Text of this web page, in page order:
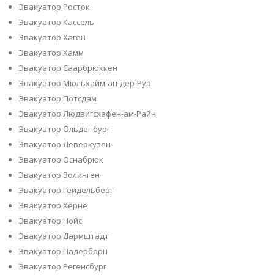
Эвакуатор Росток
Эвакуатор Кассель
Эвакуатор Хаген
Эвакуатор Хамм
Эвакуатор Саарбрюккен
Эвакуатор Мюльхайм-ан-дер-Рур
Эвакуатор Потсдам
Эвакуатор Людвигсхафен-ам-Райн
Эвакуатор Ольденбург
Эвакуатор Леверкузен
Эвакуатор Оснабрюк
Эвакуатор Золинген
Эвакуатор Гейдельберг
Эвакуатор Херне
Эвакуатор Нойс
Эвакуатор Дармштадт
Эвакуатор Падерборн
Эвакуатор Регенсбург